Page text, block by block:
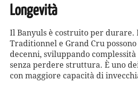
Longevità
Il Banyuls è costruito per durare.
Traditionnel e Grand Cru
decenni, sviluppando
senza perdere struttura. È uno
con maggiore capacità di